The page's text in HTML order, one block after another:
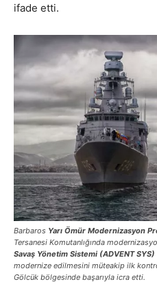
ifade etti.
Barbaros Yarı Ömür Modernizasyon
Tersanesi Komutanlığında
Savaş Yönetim Sistemi (ADVENT
modernize edilmesini müteakip ilk
Gölcük bölgesinde başarıyla icra etti.